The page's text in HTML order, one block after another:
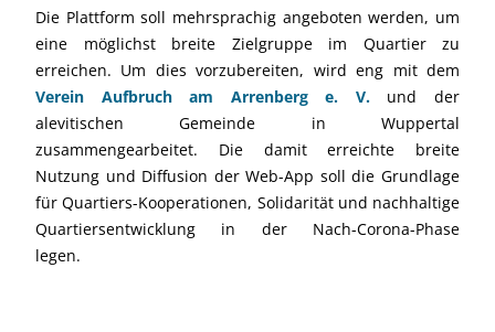
Die Plattform soll mehrsprachig angeboten werden, um
eine möglichst breite Zielgruppe im Quartier zu
erreichen. Um dies vorzubereiten, wird eng mit dem
Verein Aufbruch am Arrenberg e. V.und der
alevitischen Gemeinde in Wuppertal
zusammengearbeitet. Die damit erreichte breite
Nutzung und Diffusion der Web-App soll die Grundlage
für Quartiers-Kooperationen, Solidarität und nachhaltige
Quartiersentwicklung in der Nach-Corona-Phase
legen.